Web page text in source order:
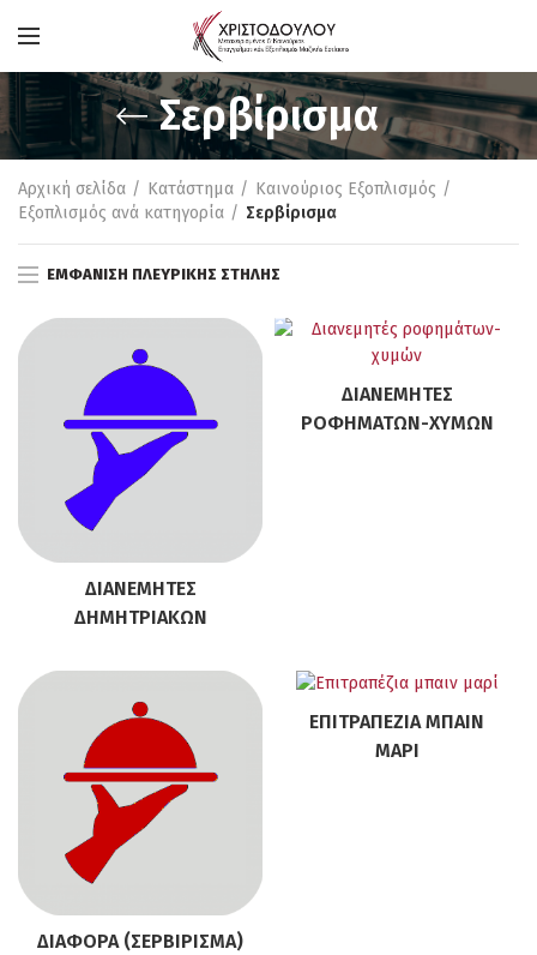
Σερβίρισμα
Αρχική σελίδα Κατάστημα
Καινούριος Εξοπλισμός
Εξοπλισμός ανά κατηγορία
Σερβίρισμα
ΕΜΦΆΝΙΣΗ ΠΛΕΥΡΙΚΉΣ ΣΤΉΛΗΣ
ΔΙΑΝΕΜΗΤΈΣ
ΔΗΜΗΤΡΙΑΚΏΝ
ΔΙΑΝΕΜΗΤΈΣ
ΡΟΦΗΜΆΤΩΝ-ΧΥΜΏΝ
ΔΙΆΦΟΡΑ (ΣΕΡΒΊΡΙΣΜΑ)
ΕΠΙΤΡΑΠΈΖΙΑ ΜΠΑΙΝ
ΜΑΡΊ